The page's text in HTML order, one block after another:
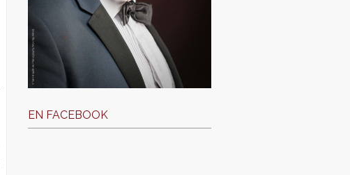
EN FACEBOOK